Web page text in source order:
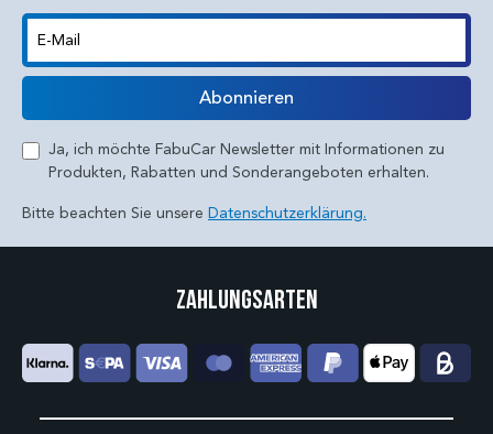
E-Mail
Abonnieren
Ja, ich möchte FabuCar Newsletter mit Informationen zu
Produkten, Rabatten und Sonderangeboten erhalten.
Bitte beachten Sie unsere Datenschutzerklärung.
Zahlungsarten